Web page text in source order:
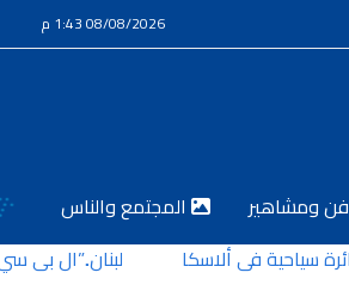
08/08/2026 1:43 م
فن ومشاهير
المجتمع والناس
لبنان..”ال بي